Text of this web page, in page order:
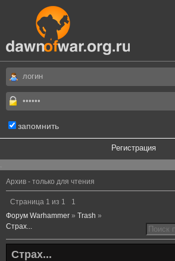
запомнить
Регистрация
.
Архив - только для чтения
Страница 1 из 1
1
Форум Warhammer » Trash »
Страх...
Страх...